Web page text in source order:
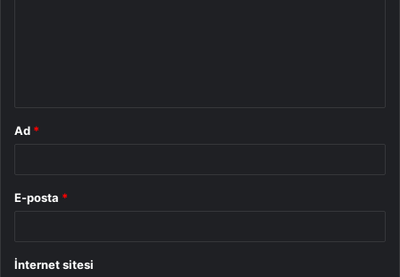
Ad *
E-posta *
İnternet sitesi